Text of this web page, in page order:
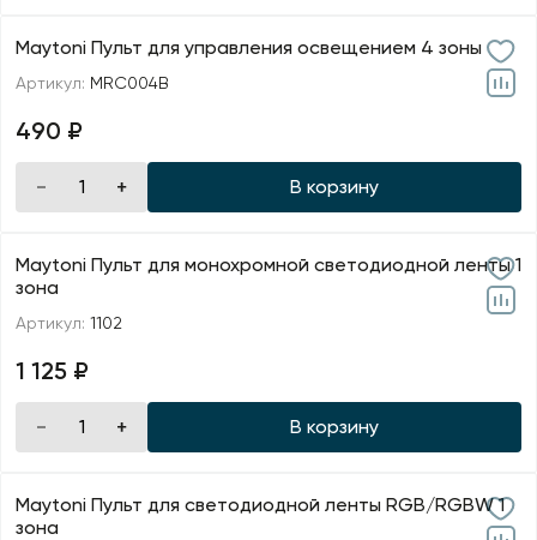
Maytoni Пульт для управления освещением 4 зоны
Артикул: MRC004B
490 ₽
В корзину
Maytoni Пульт для монохромной светодиодной ленты 1
зона
Артикул: 1102
1 125 ₽
В корзину
Maytoni Пульт для светодиодной ленты RGB/RGBW 1
зона